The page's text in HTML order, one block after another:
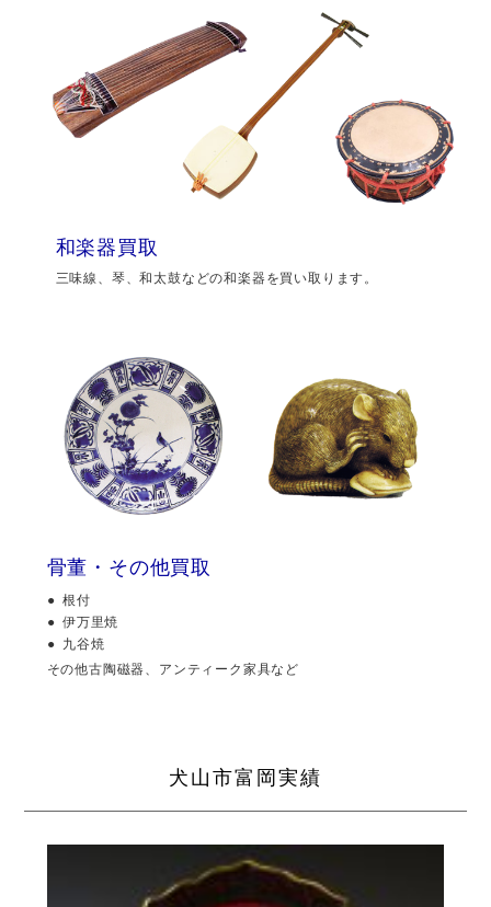
和楽器買取
三味線、琴、和太鼓などの和楽器を買い取ります。
骨董・その他買取
根付
伊万里焼
九谷焼
その他古陶磁器、アンティーク家具など
犬山市富岡実績